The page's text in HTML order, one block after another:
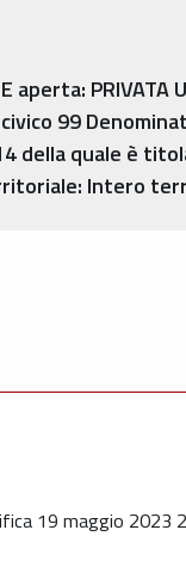
aperta:
99
della quale è
Intero
19 maggio 2023